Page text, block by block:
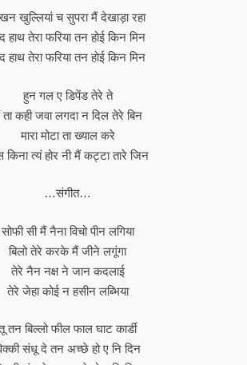
खुल्लियां च सुपरा मैं देखाड़ा रहा
हाथ तेरा फरिया तन होई किन मिन
हाथ तेरा फरिया तन होई किन मिन
हुन गल ए डिपेंड तेरे ते
ता कही जवा लगदा न दिल तेरे बिन
मारा मोटा ता ख्याल करे
किना त्यं होर नी मैं कट्टा तारे जिन
…संगीत…
सोफी सी मैं नैना विचो पीन लगिया
बिलो तेरे करके मैं जीने लगूंगा
तेरे नैन नक्ष ने जान कदलाई
तेरे जेहा कोई न हसीन लब्भिया
तन बिल्लो फील फाल घाट कार्डी
संधू दे तन अच्छे हो ए नि दिन